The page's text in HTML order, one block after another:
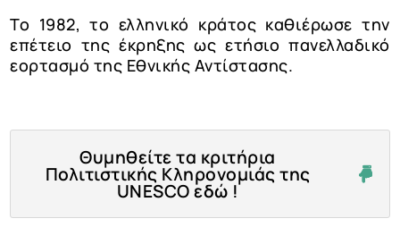
Το 1982, το ελληνικό κράτος καθιέρωσε την
επέτειο της έκρηξης ως ετήσιο πανελλαδικό
εορτασμό της Εθνικής Αντίστασης.
Θυμηθείτε τα κριτήρια
Πολιτιστικής Κληρονομιάς της
UNESCO εδώ !